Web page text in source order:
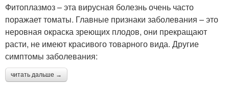
Фитоплазмоз – эта вирусная болезнь очень часто
поражает томаты. Главные признаки заболевания – это
неровная окраска зреющих плодов, они прекращают
расти, не имеют красивого товарного вида. Другие
симптомы заболевания:
читать дальше →